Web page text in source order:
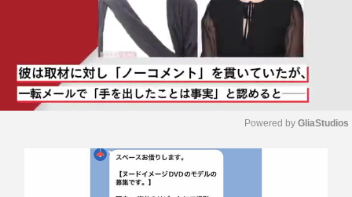
Powered by GliaStudios